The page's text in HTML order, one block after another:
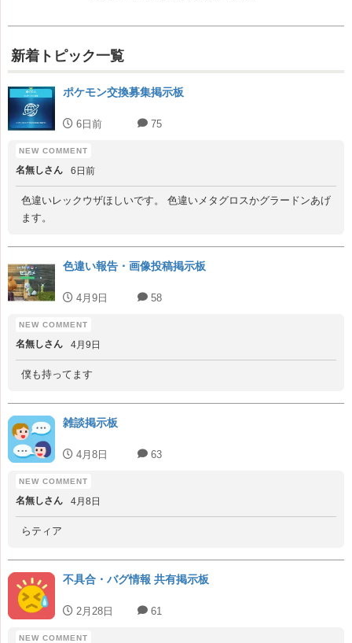
新着トピック一覧
ポケモン交換募集掲示板
6日前 75
名無しさん 6日前
色違いレックウザほしいです。 色違いメタグロスかグラードンあげ
ます。
色違い報告・画像投稿掲示板
4月9日 58
名無しさん 4月9日
僕も持ってます
雑談掲示板
4月8日 63
名無しさん 4月8日
らティア
不具合・バグ情報 共有掲示板
2月28日 61